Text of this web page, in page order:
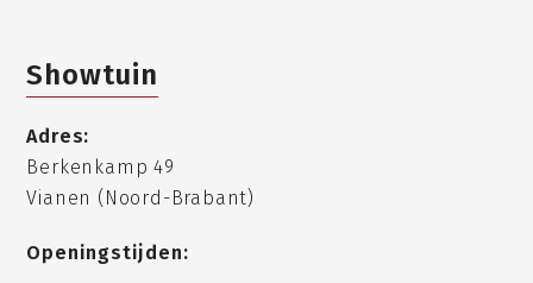
Showtuin
Adres:
Berkenkamp 49
Vianen (Noord-Brabant)
Openingstijden: